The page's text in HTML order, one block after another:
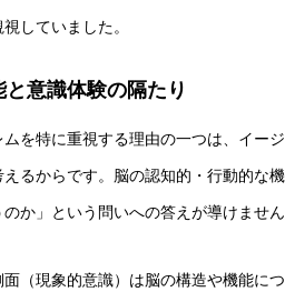
していました。
意識体験の隔たり
を特に重視する理由の一つは、イー
るからです。脳の認知的・行動的な
か」という問いへの答えが導けませ
（現象的意識）は脳の構造や機能に